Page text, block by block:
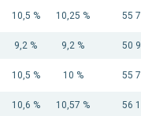
10,5 % 10,25 % 55
9,2 % 9,2 % 50
10,5 % 10 % 55
10,6 % 10,57 % 56